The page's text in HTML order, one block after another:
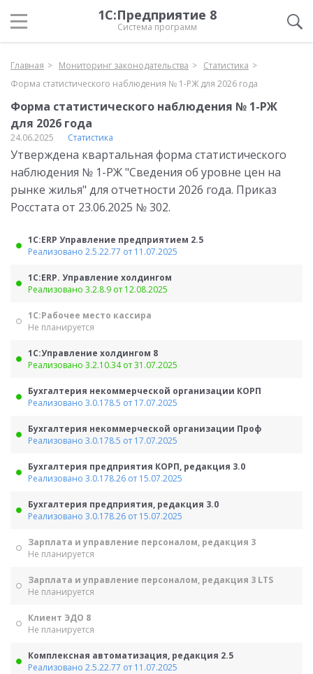
1С:Предприятие 8
Система программ
Главная Мониторинг законодательства
Статистика
Форма статистического наблюдения № 1-РЖ для 2026 года
Форма статистического наблюдения № 1-РЖ
для 2026 года
24.06.2025 Статистика
Утверждена квартальная форма статистического
наблюдения № 1-РЖ "Сведения об уровне цен на
рынке жилья" для отчетности 2026 года. Приказ
Росстата от 23.06.2025 № 302.
1С:ERP Управление предприятием 2.5
Реализовано 2.5.22.77 от 11.07.2025
1С:ERP. Управление холдингом
Реализовано 3.2.8.9 от 12.08.2025
1С:Рабочее место кассира
Не планируется
1С:Управление холдингом 8
Реализовано 3.2.10.34 от 31.07.2025
Бухгалтерия некоммерческой организации КОРП
Реализовано 3.0.178.5 от 17.07.2025
Бухгалтерия некоммерческой организации Проф
Реализовано 3.0.178.5 от 17.07.2025
Бухгалтерия предприятия КОРП, редакция 3.0
Реализовано 3.0.178.26 от 15.07.2025
Бухгалтерия предприятия, редакция 3.0
Реализовано 3.0.178.26 от 15.07.2025
Зарплата и управление персоналом, редакция 3
Не планируется
Зарплата и управление персоналом, редакция 3 LTS
Не планируется
Клиент ЭДО 8
Не планируется
Комплексная автоматизация, редакция 2.5
Реализовано 2.5.22.77 от 11.07.2025